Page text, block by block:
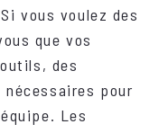
vous voulez des
que vos
des
pour
Les